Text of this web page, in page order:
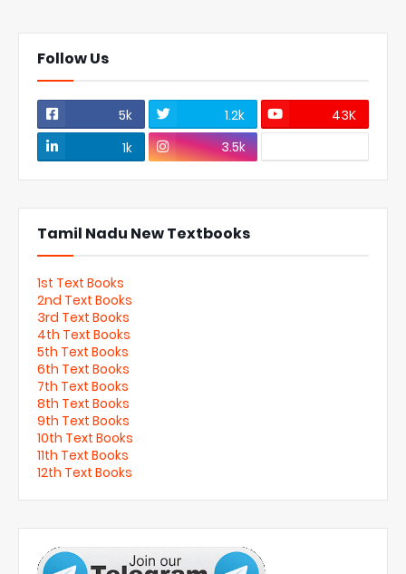
Follow Us
5k 1.2k
43K
1k
3.5k
Tamil Nadu New Textbooks
1st Text Books
2nd Text Books
3rd Text Books
4th Text Books
5th Text Books
6th Text Books
7th Text Books
8th Text Books
9th Text Books
10th Text Books
11th Text Books
12th Text Books